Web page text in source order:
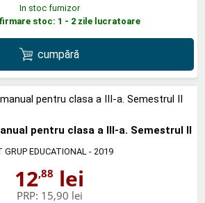
In stoc furnizor
stoc: 1 - 2 zile lucratoare
cumpără
pentru clasa a III-a. Semestrul II
GRUP EDUCATIONAL - 2019
12,88 lei
PRP: 15,90 lei